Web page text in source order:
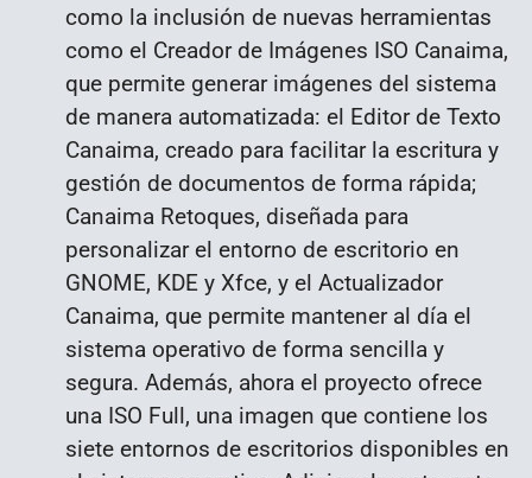
como la inclusión de nuevas herramientas
como el Creador de Imágenes ISO Canaima,
que permite generar imágenes del sistema
de manera automatizada: el Editor de Texto
Canaima, creado para facilitar la escritura y
gestión de documentos de forma rápida;
Canaima Retoques, diseñada para
personalizar el entorno de escritorio en
GNOME, KDE y Xfce, y el Actualizador
Canaima, que permite mantener al día el
sistema operativo de forma sencilla y
segura. Además, ahora el proyecto ofrece
una ISO Full, una imagen que contiene los
siete entornos de escritorios disponibles en